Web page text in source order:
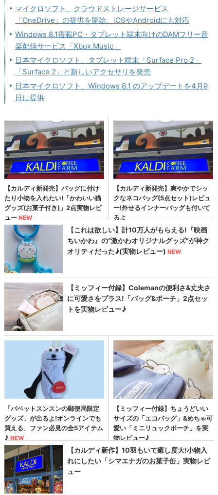
マイクロソフト、クラウドストレージサービス
「OneDrive」の提供を開始、iOSやAndroidにも対応
Windows 8.1搭載PC・タブレット端末向けのDAMフリー音
楽配信サービス「Xbox Music」
日本マイクロソフト、タブレット端末「Surface Pro 2」
「Surface 2」と新しいアクセサリを発売
日本マイクロソフト、Windows 8.1 のアップデートを4月9
日に提供